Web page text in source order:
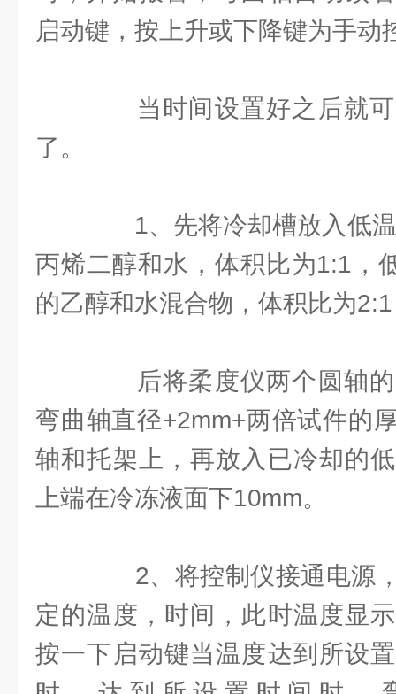
启动键，按上升或下降键为手动
当时间设置好之后就可
了。
1、先将冷却槽放入低温
丙烯二醇和水，体积比为1:1
的乙醇和水混合物，体积比为
后将柔度仪两个圆轴的
弯曲轴直径+2mm+两倍试件的
轴和托架上，再放入已冷却的
上端在冷冻液面下10mm。
2、将控制仪接通电源，
定的温度，时间，此时温度显
按一下启动键当温度达到所设